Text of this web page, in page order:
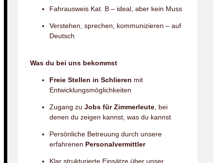
Fahrausweis Kat. B – ideal, aber kein Muss
Verstehen, sprechen, kommunizieren – auf
Deutsch
Was du bei uns bekommst
Freie Stellen in Schlieren mit
Entwicklungsmöglichkeiten
Zugang zu Jobs für Zimmerleute , bei
denen du zeigen kannst, was du kannst
Persönliche Betreuung durch unsere
erfahrenen Personalvermittler
Klar strukturierte Einsätze über unser